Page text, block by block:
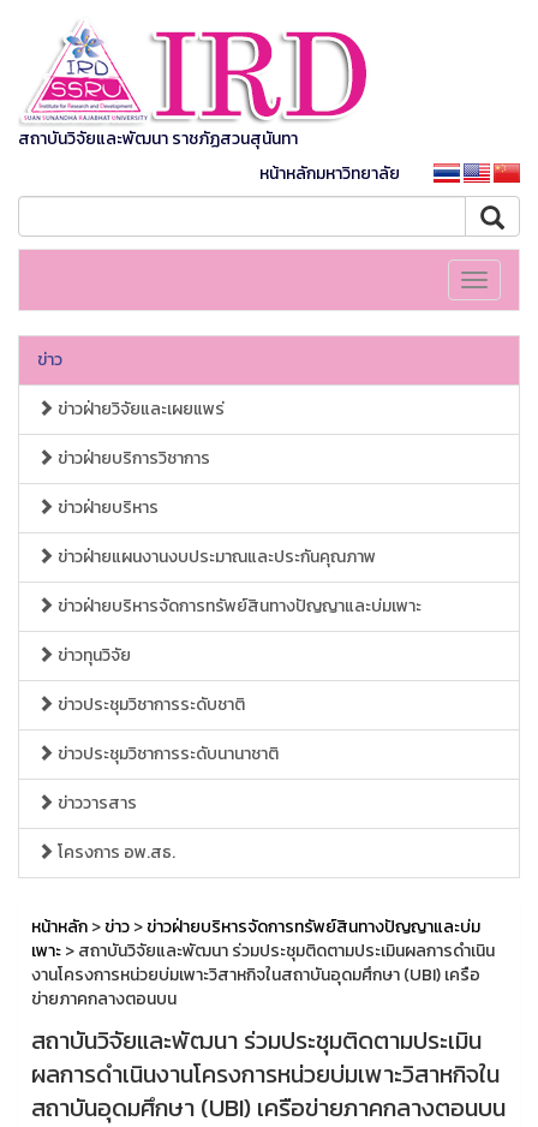
สถาบันวิจัยและพัฒนา ราชภัฏสวนสุนันทา
หน้าหลักมหาวิทยาลัย
Toggle
ข่าว
ข่าวฝ่ายวิจัยและเผยแพร่
ข่าวฝ่ายบริการวิชาการ
ข่าวฝ่ายบริหาร
ข่าวฝ่ายแผนงานงบประมาณและประกันคุณภาพ
ข่าวฝ่ายบริหารจัดการทรัพย์สินทางปัญญาและบ่มเพาะ
ข่าวทุนวิจัย
ข่าวประชุมวิชาการระดับชาติ
ข่าวประชุมวิชาการระดับนานาชาติ
ข่าววารสาร
โครงการ อพ.สธ.
หน้าหลัก>ข่าว>ข่าวฝ่ายบริหารจัดการทรัพย์สินทางปัญญาและบ่ม
เพาะ> สถาบันวิจัยและพัฒนา ร่วมประชุมติดตามประเมินผลการดำเนิน
งานโครงการหน่วยบ่มเพาะวิสาหกิจในสถาบันอุดมศึกษา (UBI) เครือ
ข่ายภาคกลางตอนบน
สถาบันวิจัยและพัฒนา ร่วมประชุมติดตามประเมิน
ผลการดำเนินงานโครงการหน่วยบ่มเพาะวิสาหกิจใน
สถาบันอุดมศึกษา (UBI) เครือข่ายภาคกลางตอนบน